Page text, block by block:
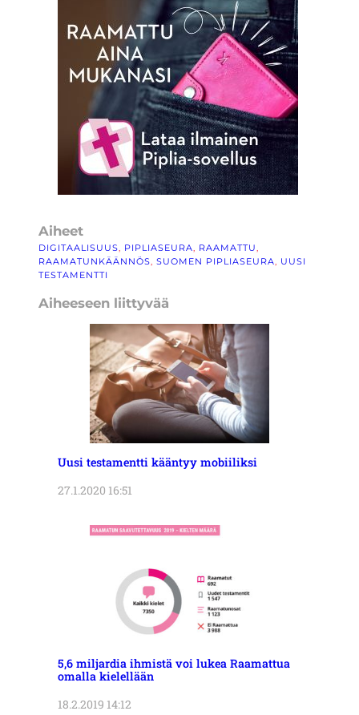
Aiheet
DIGITAALISUUS, PIPLIASEURA, RAAMATTU
RAAMATUNKÄÄNNÖS, SUOMEN PIPLIASEURA, UUSI
TESTAMENTTI
Aiheeseen liittyvää
Uusi testamentti kääntyy mobiiliksi
27.1.2020 16:51
5,6 miljardia ihmistä voi lukea Raamattua
omalla kielellään
18.2.2019 14:12